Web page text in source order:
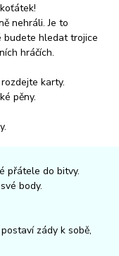
nehráli. Je to
budete hledat trojice
hráčích.
karty.
pěny.
přátele do bitvy.
body.
zády k sobě,